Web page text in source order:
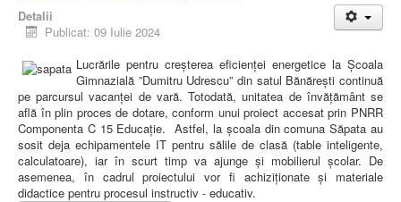
Detalii
Publicat: 09 Iulie 2024
Lucrările pentru creșterea eficienței energetice la Școala
Gimnazială ”Dumitru Udrescu” din satul Bănărești continuă
pe parcursul vacanței de vară. Totodată, unitatea de învățământ se
află în plin proces de dotare, conform unui proiect accesat prin PNRR
Componenta C 15 Educație. Astfel, la școala din comuna Săpata au
sosit deja echipamentele IT pentru sălile de clasă (table inteligente,
calculatoare), iar în scurt timp va ajunge și mobilierul școlar. De
asemenea, în cadrul proiectului vor fi achiziționate și materiale
didactice pentru procesul instructiv - educativ.